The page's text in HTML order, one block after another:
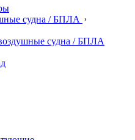
судна / БПЛА
судна / БПЛА